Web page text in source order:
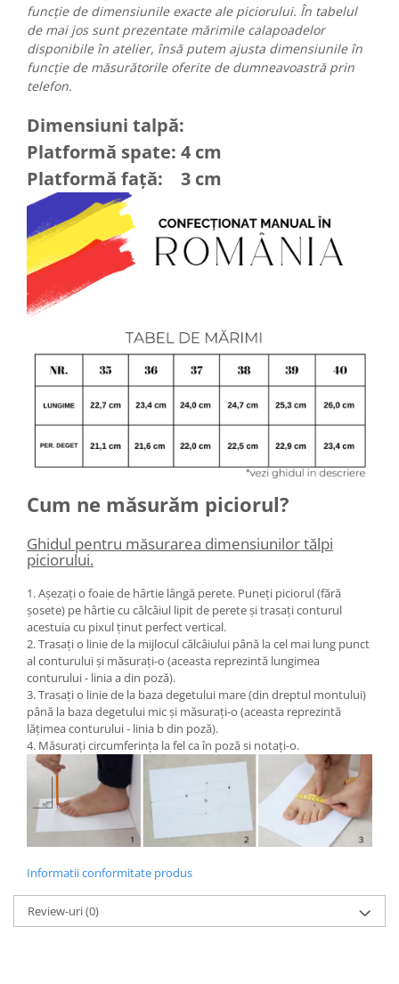
funcție de dimensiunile exacte ale piciorului. În tabelul
de mai jos sunt prezentate mărimile calapoadelor
disponibile în atelier, însă putem ajusta dimensiunile în
funcție de măsurătorile oferite de dumneavoastră prin
telefon.
Dimensiuni talpă:
Platformă spate: 4 cm
Platformă față: 3 cm
Cum ne măsurăm piciorul?
Ghidul pentru măsurarea dimensiunilor tălpi
piciorului.
1. Așezați o foaie de hârtie lângă perete. Puneți piciorul (fără
șosete) pe hârtie cu călcâiul lipit de perete și trasați conturul
acestuia cu pixul ținut perfect vertical.
2. Trasați o linie de la mijlocul călcâiului până la cel mai lung punct
al conturului și măsurați-o (aceasta reprezintă lungimea
conturului - linia a din poză).
3. Trasați o linie de la baza degetului mare (din dreptul montului)
până la baza degetului mic și măsurați-o (aceasta reprezintă
lățimea conturului - linia b din poză).
4. Măsurați circumferința la fel ca în poză si notați-o.
Informatii conformitate produs
Review-uri(0)